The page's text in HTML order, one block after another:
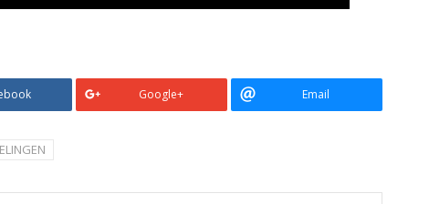
Google+ Email